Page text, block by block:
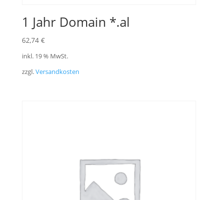
1 Jahr Domain *.al
62,74 €
inkl. 19 % MwSt.
zzgl.Versandkosten